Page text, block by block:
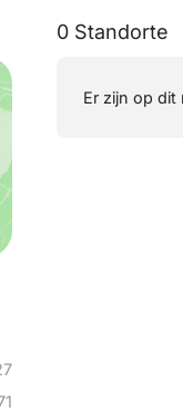
0 Standorte
Er zijn op dit